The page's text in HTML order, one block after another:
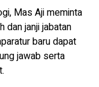
Mas Aji meminta
dan janji jabatan
baru dapat
jawab serta